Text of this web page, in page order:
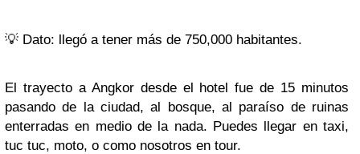
💡 Dato: llegó a tener más de 750,000 habitantes.
El trayecto a Angkor desde el hotel fue de 15 minutos
pasando de la ciudad, al bosque, al paraíso de ruinas
enterradas en medio de la nada. Puedes llegar en taxi,
tuc tuc, moto, o como nosotros en tour.